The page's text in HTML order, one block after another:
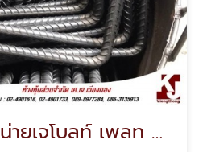
ผู้ผลิตและจำหน่ายเจโบลท์ เพลท ราคาโรงงาน